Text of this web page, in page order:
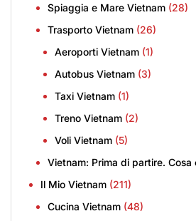
Spiaggia e Mare Vietnam (28)
Trasporto Vietnam (26)
Aeroporti Vietnam (1)
Autobus Vietnam (3)
Taxi Vietnam (1)
Treno Vietnam (2)
Voli Vietnam (5)
Vietnam: Prima di partire.
Il Mio Vietnam (211)
Cucina Vietnam (48)